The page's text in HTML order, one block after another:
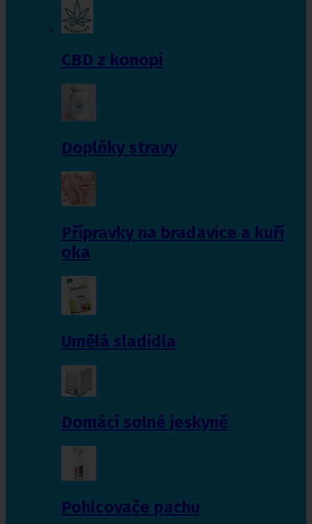
CBD z konopí
Doplňky stravy
Přípravky na bradavice a kuří
oka
Umělá sladidla
Domácí solné jeskyně
Pohlcovače pachu